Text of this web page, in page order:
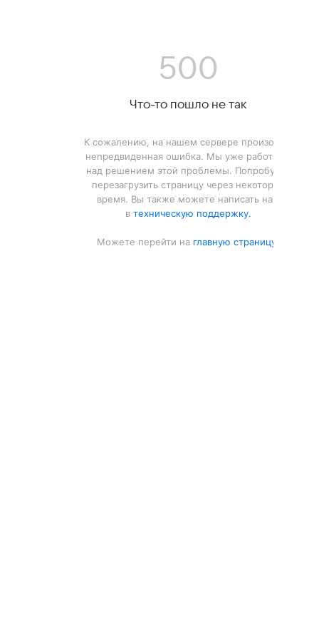
500
Что-то пошло не так
К сожалению, на нашем сервере произошла
непредвиденная ошибка. Мы уже работаем
над решением этой проблемы. Попробуйте
перезагрузить страницу через некоторое
время. Вы также можете написать нам
втехническую поддержку.
Можете перейти на главную страницу.